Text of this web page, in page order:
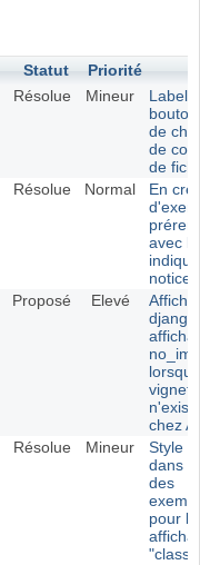
Statut Priorité
Résolue Mineur
Label
de
de
de
Résolue Normal
En
avec
notice
Proposé Elevé
django
chez
Résolue Mineur
Style
dans
des
pour